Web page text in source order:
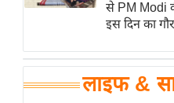
टेक्नॉलॉजी
घरेलू नुस्खे
पर्यटन स्थल
से PM Modi
इस दिन का
लाइफ &